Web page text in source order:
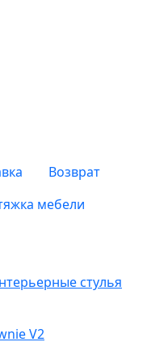
Возврат
мебели
стулья